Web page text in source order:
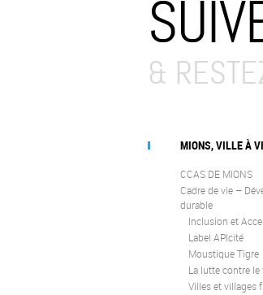
&
MIONS, VILLE À
CCAS DE MIONS
Cadre de vie –
durable
Inclusion et
Label APIcité
Moustique Tigre
La lutte contre
Villes et villages